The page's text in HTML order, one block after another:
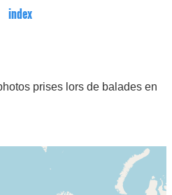
index
prises lors de balades en